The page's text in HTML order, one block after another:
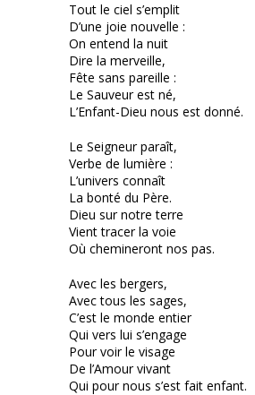
Tout le ciel s’emplit
D’une joie nouvelle :
On entend la nuit
Dire la merveille,
Fête sans pareille :
Le Sauveur est né,
L’Enfant-Dieu nous est donné.
Le Seigneur paraît,
Verbe de lumière :
L’univers connaît
La bonté du Père.
Dieu sur notre terre
Vient tracer la voie
Où chemineront nos pas.
Avec les bergers,
Avec tous les sages,
C’est le monde entier
Qui vers lui s’engage
Pour voir le visage
De l’Amour vivant
Qui pour nous s’est fait enfant.